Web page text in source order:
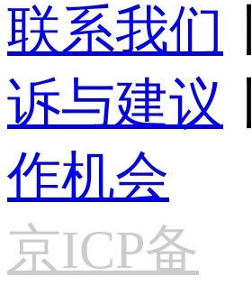
联系我们
诉与建议
作机会
京ICP备